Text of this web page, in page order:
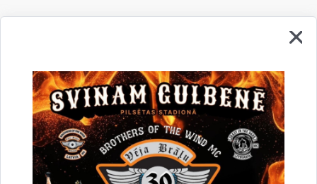
Aktualitātes: Dzimtsarakstu nodaļa Kāzu jubilejas
Pašvaldība informē
Drukāt lapu